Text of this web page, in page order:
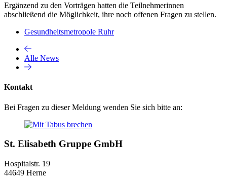
Ergänzend zu den Vorträgen hatten die Teilnehmerinnen
abschließend die Möglichkeit, ihre noch offenen Fragen zu stellen.
Gesundheitsmetropole Ruhr
Alle News
Kontakt
Bei Fragen zu dieser Meldung wenden Sie sich bitte an:
St. Elisabeth Gruppe GmbH
Hospitalstr. 19
44649 Herne